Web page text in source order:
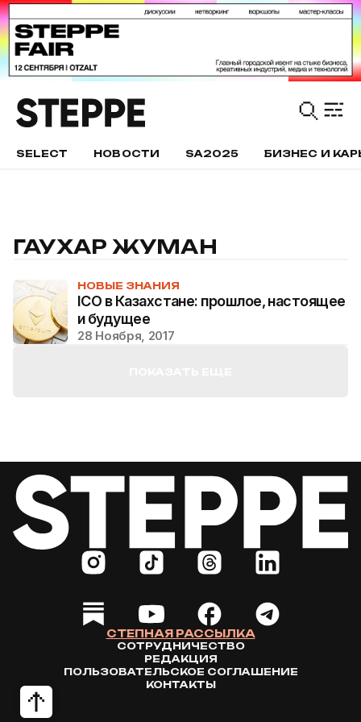
SELECT НОВОСТИ SA2025 БИЗНЕС И
ГАУХАР ЖУМАН
НОВЫЕ ЗНАНИЯ
ICO в Казахстане: прошлое, настоящее
и будущее
28 Ноября, 2017
СТЕПНАЯ РАССЫЛКА
СОТРУДНИЧЕСТВО
РЕДАКЦИЯ
ПОЛЬЗОВАТЕЛЬСКОЕ СОГЛАШЕНИЕ
КОНТАКТЫ